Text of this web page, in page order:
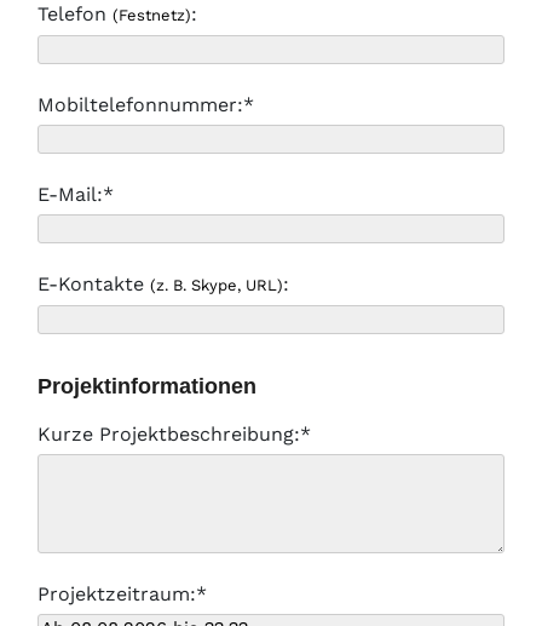
Telefon (Festnetz):
Mobiltelefonnummer:*
E-Mail:*
E-Kontakte (z. B. Skype, URL):
Projektinformationen
Kurze Projektbeschreibung:*
Projektzeitraum:*